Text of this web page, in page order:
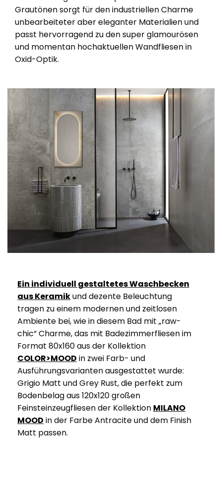
Grautönen sorgt für den industriellen Charme
unbearbeiteter aber eleganter Materialien und
passt hervorragend zu den super glamourösen
und momentan hochaktuellen Wandfliesen in
Oxid-Optik.
Ein individuell gestaltetes Waschbecken
aus Keramikund dezente Beleuchtung
tragen zu einem modernen und zeitlosen
Ambiente bei, wie in diesem Bad mit „raw-
chic“ Charme, das mit Badezimmerfliesen im
Format 80x160 aus der Kollektion
COLOR>MOOD in zwei Farb- und
Ausführungsvarianten ausgestattet wurde:
Grigio Matt und Grey Rust, die perfekt zum
Bodenbelag aus 120x120 großen
Feinsteinzeugfliesen der Kollektion MILANO
MOOD in der Farbe Antracite und dem Finish
Matt passen.